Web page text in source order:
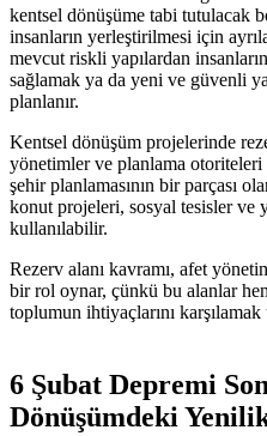
kentsel dönüşüme tabi tutulacak
insanların yerleştirilmesi için
mevcut riskli yapılardan
sağlamak ya da yeni ve güvenli
planlanır.
Kentsel dönüşüm projelerinde
yönetimler ve planlama
şehir planlamasının bir parçası
konut projeleri, sosyal tesisler ve
kullanılabilir.
Rezerv alanı kavramı, afet
bir rol oynar, çünkü bu alanlar
toplumun ihtiyaçlarını
6 Şubat Depremi
Dönüşümdeki